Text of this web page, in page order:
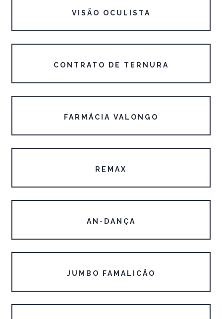
VISÃO OCULISTA
CONTRATO DE TERNURA
FARMÁCIA VALONGO
REMAX
AN-DANÇA
JUMBO FAMALICÃO